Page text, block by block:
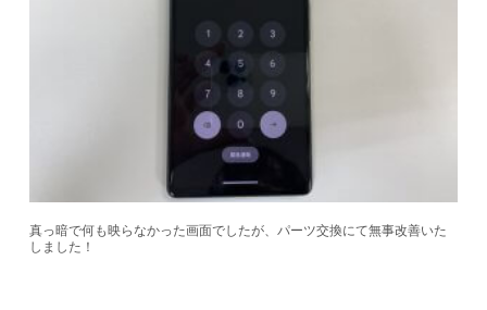
真っ暗で何も映らなかった画面でしたが、パーツ交換にて無事改善いた
しました！